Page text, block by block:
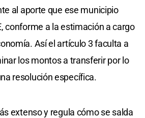
al aporte que ese municipio
conforme a la estimación a cargo
Así el artículo 3 faculta a
los montos a transferir por lo
resolución específica.
extenso y regula cómo se salda